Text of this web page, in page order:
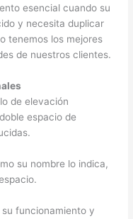
esencial cuando su
y necesita duplicar
tenemos los mejores
de nuestros clientes.
de elevación
espacio de
su nombre lo indica,
funcionamiento y